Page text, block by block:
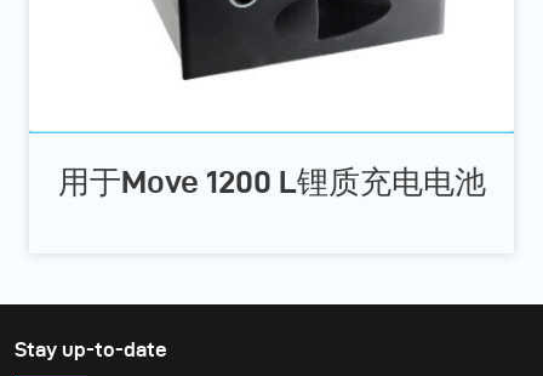
用于Move 1200 L锂质充电电池
Stay up-to-date